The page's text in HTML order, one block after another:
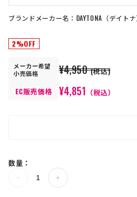
ブランドメーカー名： DAYTONA デイトナ
2%OFF
メーカー希望
小売価格
¥4,950 (税込)
EC販売価格
¥4,851 （税込）
数量：